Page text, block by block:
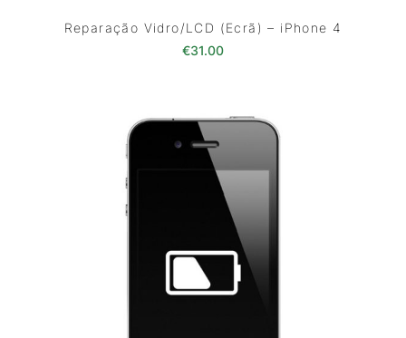
Reparação Vidro/LCD (Ecrã) – iPhone 4
€31.00